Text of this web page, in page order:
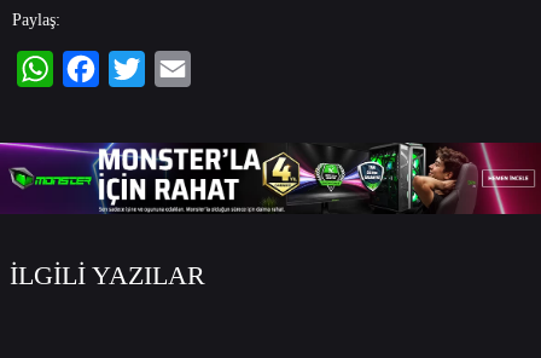
Paylaş:
İLGİLİ YAZILAR